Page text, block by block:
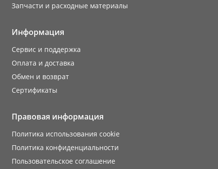
Запчасти и расходные материалы
Информация
Сервис и поддержка
Оплата и доставка
Обмен и возврат
Сертификаты
Правовая информация
Политика использования cookie
Политика конфиденциальности
Пользовательское соглашение